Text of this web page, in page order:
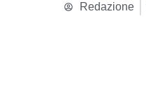
Redazione